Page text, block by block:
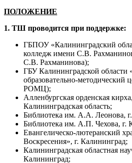
ПОЛОЖЕНИЕ
1. ТШ проводится при поддержке:
ГБПОУ «Калининградский
колледж имени С.В.
С.В. Рахманинова);
ГБУ Калининградской области
образовательно-методический
РОМЦ);
Алленбургская орденская
Калининградская область;
Библиотека им. А.А. Леонова,
Библиотека им. А.П. Чехова, г.
Евангелическо-лютеранский
Воскресения», г. Калининград;
Калининградская областная
Калининград;